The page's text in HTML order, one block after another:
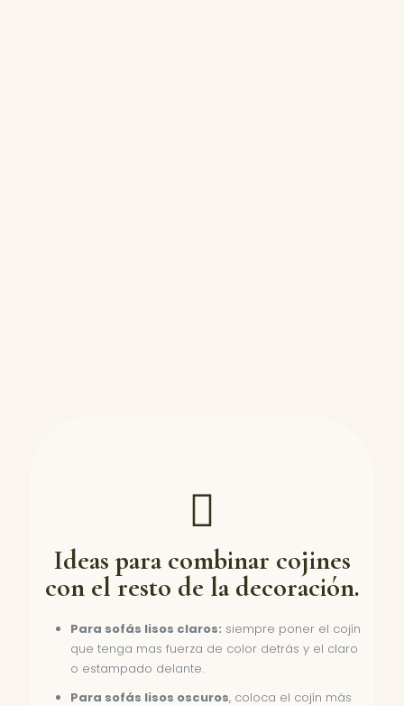
Ideas para combinar cojines
con el resto de la decoración.
Para sofás lisos claros: siempre poner el cojín
que tenga mas fuerza de color detrás y el claro
o estampado delante.
Para sofás lisos oscuros, coloca el cojín más